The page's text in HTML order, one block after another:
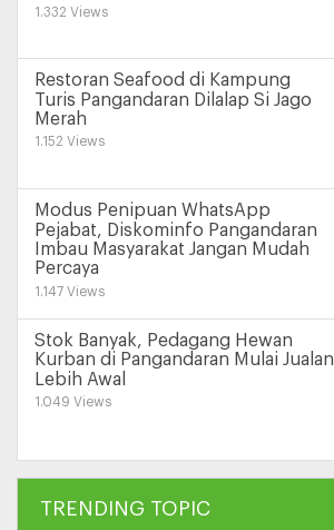
1.332 Views
Restoran Seafood di Kampung
Turis Pangandaran Dilalap Si Jago
Merah
1.152 Views
Modus Penipuan WhatsApp
Pejabat, Diskominfo Pangandaran
Imbau Masyarakat Jangan Mudah
Percaya
1.147 Views
Stok Banyak, Pedagang Hewan
Kurban di Pangandaran Mulai Jualan
Lebih Awal
1.049 Views
TRENDING TOPIC